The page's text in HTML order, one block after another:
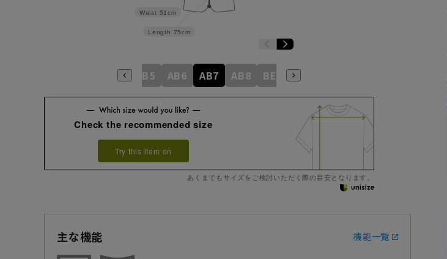
Length 75cm
Waist 51cm
AB4 AB5 AB6 AB7 AB8 BE3 BE4
Check the recommended size
Try this item on
あくまでもサイズをご検討いただく際の目安となります。
主な機能 機能一覧